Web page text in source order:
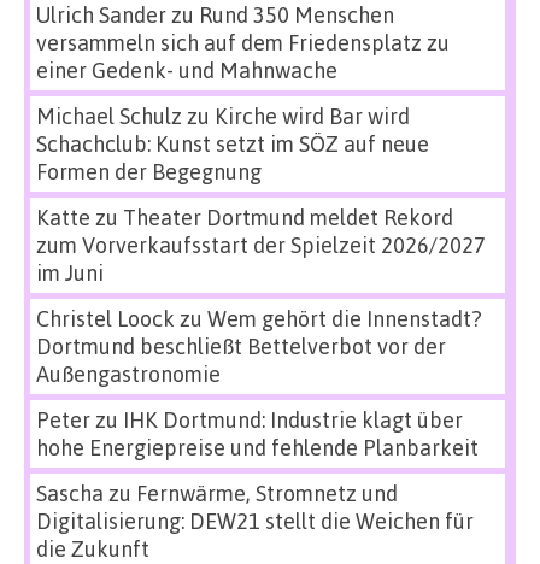
Ulrich Sanderzu Rund 350 Menschen
versammeln sich auf dem Friedensplatz zu
einer Gedenk- und Mahnwache
Michael Schulz zu Kirche wird Bar wird
Schachclub: Kunst setzt im SÖZ auf neue
Formen der Begegnung
Katte zu Theater Dortmund meldet Rekord
zum Vorverkaufsstart der Spielzeit 2026/2027
im Juni
Christel Loock zu Wem gehört die Innenstadt?
Dortmund beschließt Bettelverbot vor der
Außengastronomie
Peterzu IHK Dortmund: Industrie klagt über
hohe Energiepreise und fehlende Planbarkeit
Sascha zu Fernwärme, Stromnetz und
Digitalisierung: DEW21 stellt die Weichen für
die Zukunft